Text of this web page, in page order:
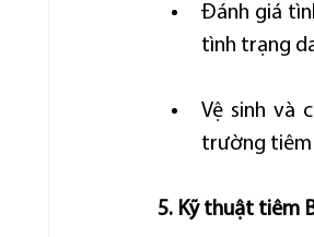
Đánh giá
tình trạng
Vệ sinh và
trường tiêm
5. Kỹ thuật tiêm